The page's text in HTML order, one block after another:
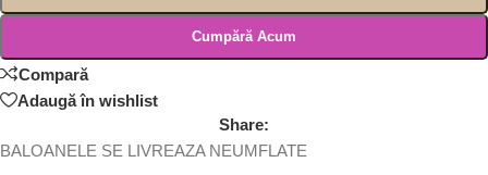
Cumpără Acum
Compară
Adaugă în wishlist
Share:
BALOANELE SE LIVREAZA NEUMFLATE